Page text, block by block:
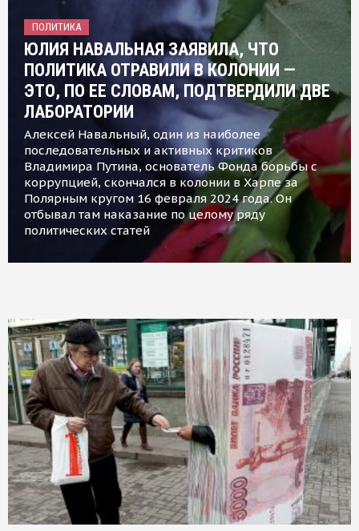
ПОЛИТИКА
ЮЛИЯ НАВАЛЬНАЯ ЗАЯВИЛА, ЧТО
ПОЛИТИКА ОТРАВИЛИ В КОЛОНИИ —
ЭТО, ПО ЕЕ СЛОВАМ, ПОДТВЕРДИЛИ ДВЕ
ЛАБОРАТОРИИ
Алексей Навальный, один из наиболее
последовательных и активных критиков
Владимира Путина, основатель Фонда борьбы с
коррупцией, скончался в колонии в Харпе за
Полярным кругом 16 февраля 2024 года. Он
отбывал там наказание по целому ряду
политических статей